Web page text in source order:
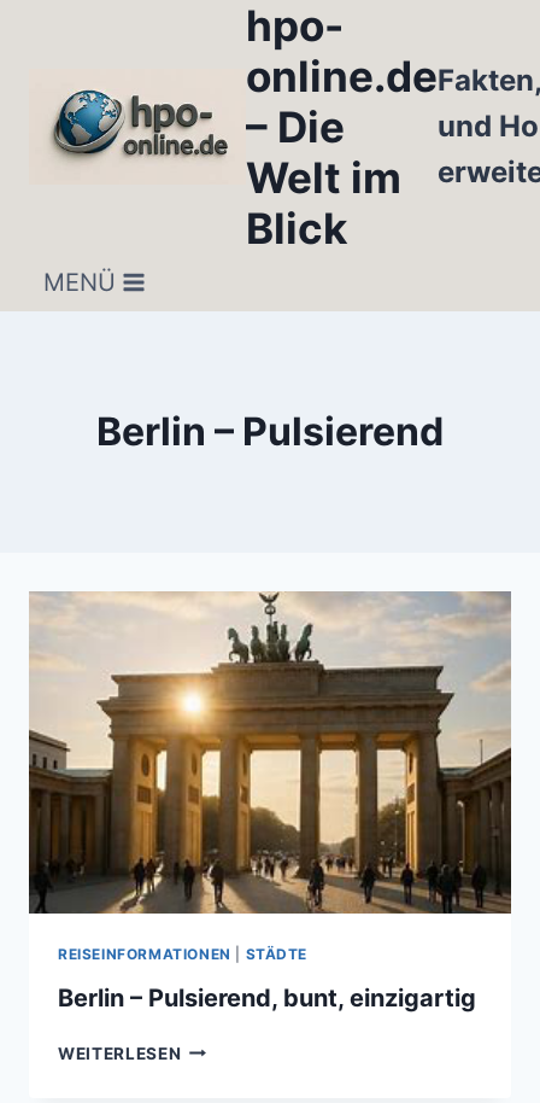
hpo-
online.de
– Die
Welt im
Blick
und
MENÜ
Berlin – Pulsierend
REISEINFORMATIONEN STÄDTE
Berlin – Pulsierend, bunt, einzigartig
WEITERLESEN BERLIN